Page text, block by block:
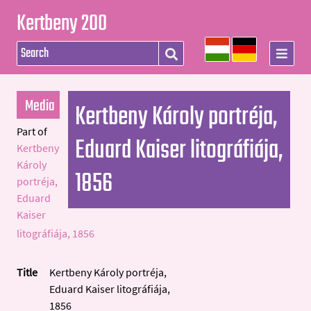
Kertbeny 200
Kertbeny Károly portréja,
Eduard Kaiser litográfiája,
1856
Media
Part of
Kertbeny
Károly
portréja,
Eduard
Kaiser
litográfiája, 1856
Title
Kertbeny Károly portréja,
Eduard Kaiser litográfiája,
1856